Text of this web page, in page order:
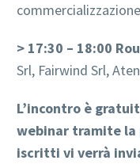
> 17:30 – 18:00
Srl, Fairwind Srl,
L’incontro è
webinar tramite
iscritti vi verrà